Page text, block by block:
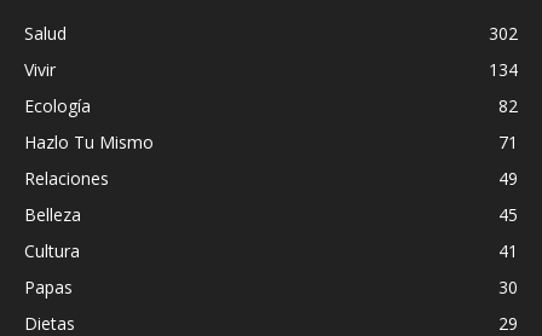
Salud
302
Vivir
134
Ecología
82
Hazlo Tu Mismo
71
Relaciones
49
Belleza
45
Cultura
41
Papas
30
Dietas
29